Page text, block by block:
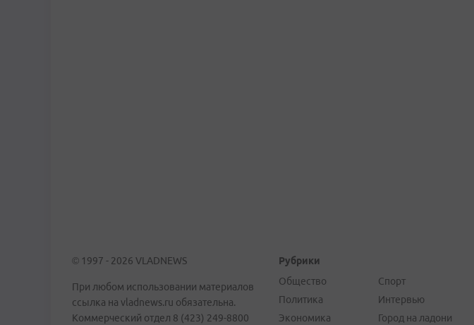
© 1997 - 2026 VLADNEWS
При любом использовании материалов
ссылка на vladnews.ru обязательна.
Коммерческий отдел 8 (423) 249-8800
Рубрики
Общество
Политика
Экономика
Спорт
Интервью
Город на ладони